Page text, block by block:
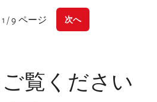
1 / 9 ページ 次へ
覧ください